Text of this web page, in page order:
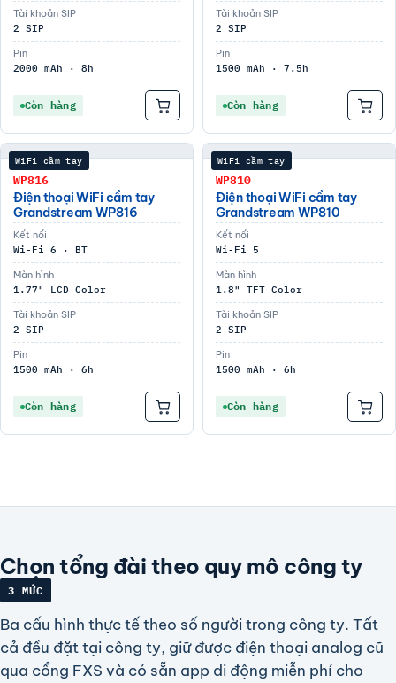
Tài khoản SIP
2 SIP
Pin
2000 mAh · 8h
Còn hàng
Tài khoản SIP
2 SIP
Pin
1500 mAh · 7.5h
Còn hàng
WiFi cầm tay
WP816
Điện thoại WiFi cầm tay
Grandstream WP816
Kết nối
Wi-Fi 6 · BT
Màn hình
1.77" LCD Color
Tài khoản SIP
2 SIP
Pin
1500 mAh · 6h
Còn hàng
WiFi cầm tay
WP810
Điện thoại WiFi cầm tay
Grandstream WP810
Kết nối
Wi-Fi 5
Màn hình
1.8" TFT Color
Tài khoản SIP
2 SIP
Pin
1500 mAh · 6h
Còn hàng
Chọn tổng đài theo quy mô công ty
3 MỨC
Ba cấu hình thực tế theo số người trong công ty. Tất
cả đều đặt tại công ty, giữ được điện thoại analog cũ
qua cổng FXS và có sẵn app di động miễn phí cho